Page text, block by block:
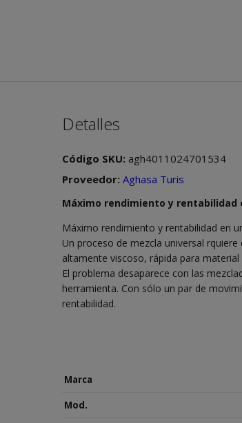
Detalles
Código SKU: agh4011024701534
Proveedor: Aghasa Turis
Máximo rendimiento y rentabilidad
Máximo rendimiento y rentabilidad en
Un proceso de mezcla universal
altamente viscoso, rápida para
El problema desaparece con las
herramienta. Con sólo un par de
rentabilidad.
Marca
Mod.